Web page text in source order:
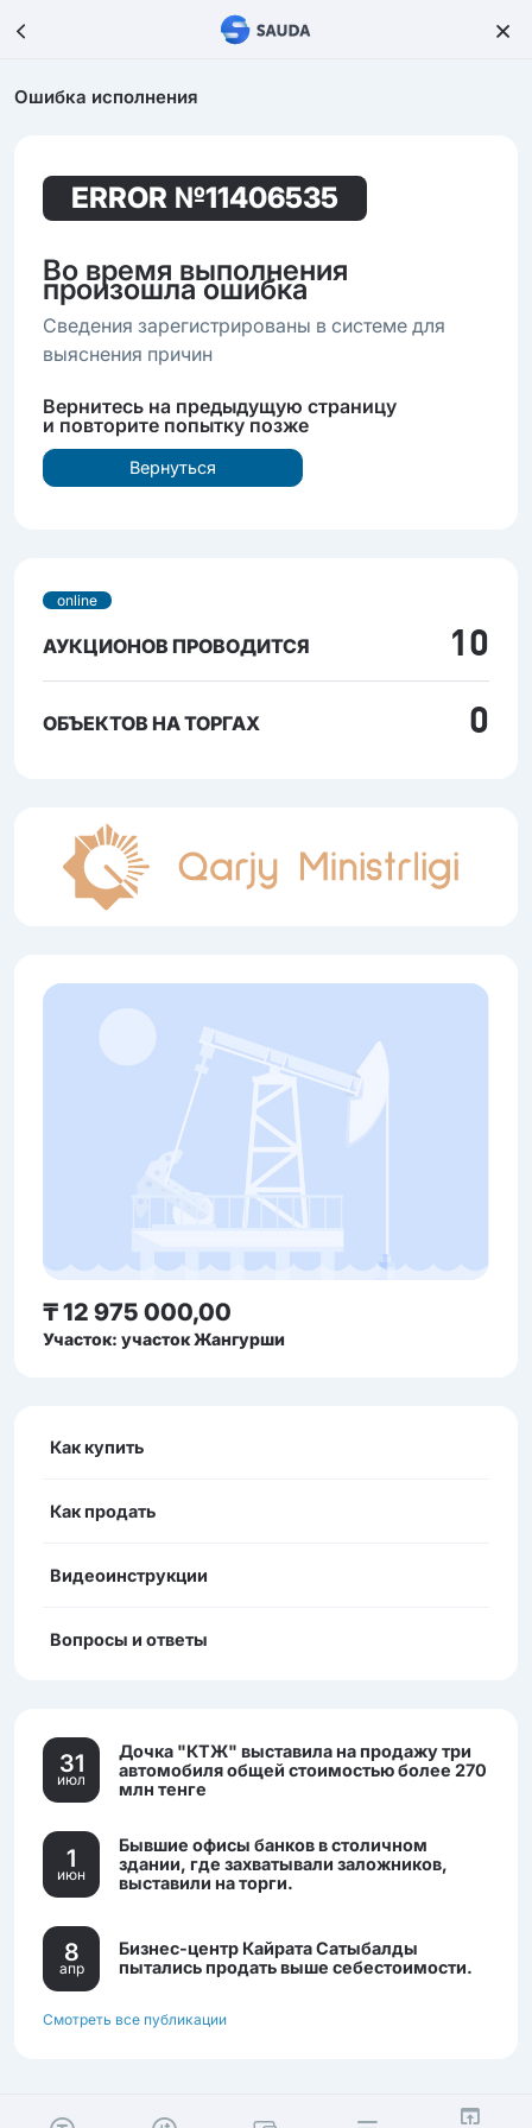
Ошибка исполнения
ERROR №11406535
Во время выполнения
произошла ошибка
Сведения зарегистрированы в системе для
выяснения причин
Вернитесь на предыдущую страницу
и повторите попытку позже
Вернуться
online
АУКЦИОНОВ ПРОВОДИТСЯ 10
ОБЪЕКТОВ НА ТОРГАХ 0
₸ 12 975 000,00
Участок: участок Жангурши
Как купить
Как продать
Видеоинструкции
Вопросы и ответы
31
июл
Дочка "КТЖ" выставила на продажу три
автомобиля общей стоимостью более 270
млн тенге
1
июн
Бывшие офисы банков в столичном
здании, где захватывали заложников,
выставили на торги.
8
апр
Бизнес-центр Кайрата Сатыбалды
пытались продать выше себестоимости.
Смотреть все публикации